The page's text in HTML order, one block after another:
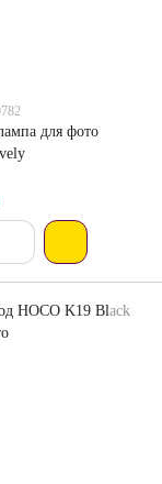
для фото